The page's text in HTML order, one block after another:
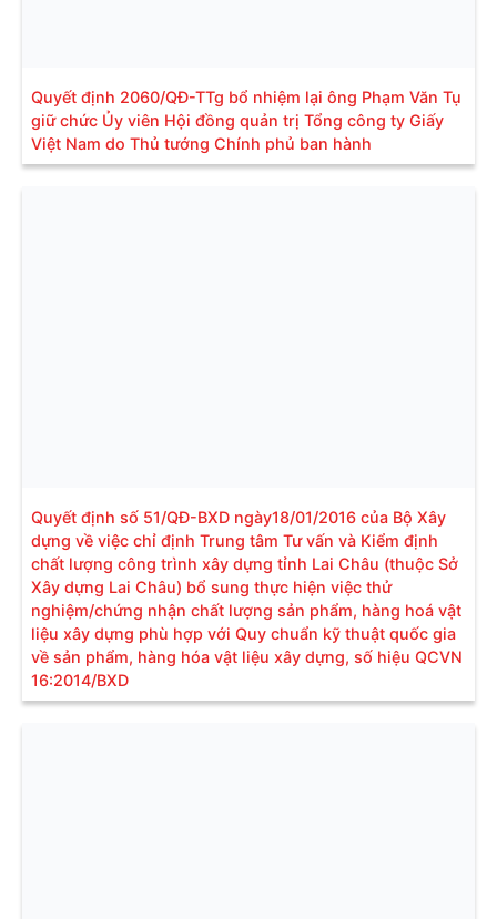
Quyết định 2060/QĐ-TTg bổ nhiệm lại ông Phạm Văn Tụ
giữ chức Ủy viên Hội đồng quản trị Tổng công ty Giấy
Việt Nam do Thủ tướng Chính phủ ban hành
Quyết định số 51/QĐ-BXD ngày18/01/2016 của Bộ Xây
dựng về việc chỉ định Trung tâm Tư vấn và Kiểm định
chất lượng công trình xây dựng tỉnh Lai Châu (thuộc Sở
Xây dựng Lai Châu) bổ sung thực hiện việc thử
nghiệm/chứng nhận chất lượng sản phẩm, hàng hoá vật
liệu xây dựng phù hợp với Quy chuẩn kỹ thuật quốc gia
về sản phẩm, hàng hóa vật liệu xây dựng, số hiệu QCVN
16:2014/BXD